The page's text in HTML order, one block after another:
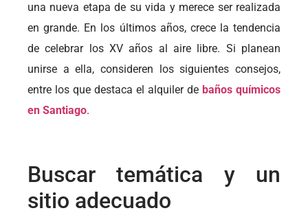
una nueva etapa de su vida y merece ser realizada
en grande. En los últimos años, crece la tendencia
de celebrar los XV años al aire libre. Si planean
unirse a ella, consideren los siguientes consejos,
entre los que destaca el alquiler de baños químicos
en Santiago.
Buscar temática y un
sitio adecuado